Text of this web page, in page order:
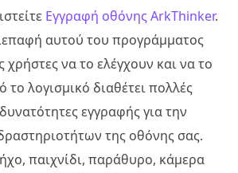
Εγγραφή οθόνης ArkThinker.
αυτού του προγράμματος
χρήστες να το ελέγχουν και να το
το λογισμικό διαθέτει πολλές
εγγραφής για την
της οθόνης σας.
ήχο, παιχνίδι, παράθυρο, κάμερα